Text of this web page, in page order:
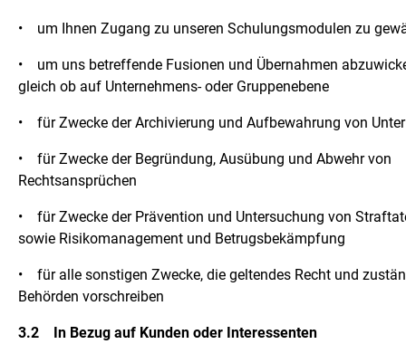
• um Ihnen Zugang zu unseren Schulungsmodulen zu
•
um uns betreffende Fusionen und Übernahmen
gleich ob auf Unternehmens- oder Gruppenebene
• für Zwecke der Archivierung und Aufbewahrung von
•
für Zwecke der Begründung, Ausübung und Abwehr von
Rechtsansprüchen
•
für Zwecke der Prävention und Untersuchung von
sowie Risikomanagement und Betrugsbekämpfung
•
für alle sonstigen Zwecke, die geltendes Recht und
Behörden vorschreiben
3.2 In Bezug auf Kunden oder Interessenten